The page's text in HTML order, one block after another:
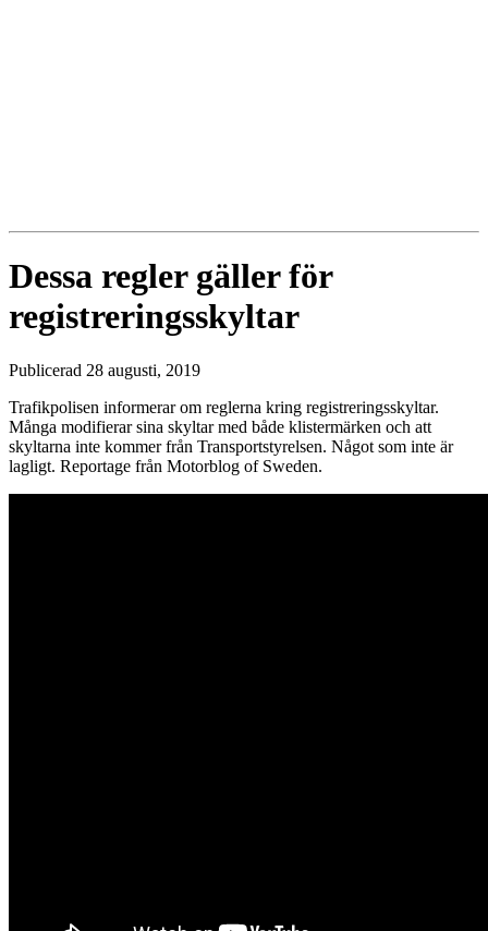
Dessa regler gäller för
registreringsskyltar
Publicerad 28 augusti, 2019
Trafikpolisen informerar om reglerna kring registreringsskyltar.
Många modifierar sina skyltar med både klistermärken och att
skyltarna inte kommer från Transportstyrelsen. Något som inte är
lagligt. Reportage från Motorblog of Sweden.